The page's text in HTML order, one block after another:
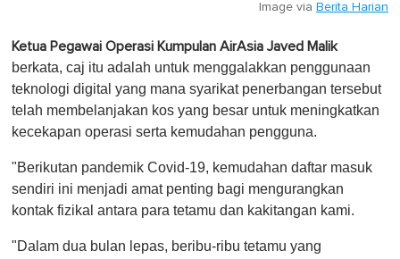
Image via Berita Harian
Ketua Pegawai Operasi Kumpulan AirAsia Javed Malik
berkata, caj itu adalah untuk menggalakkan penggunaan
teknologi digital yang mana syarikat penerbangan tersebut
telah membelanjakan kos yang besar untuk meningkatkan
kecekapan operasi serta kemudahan pengguna.
"Berikutan pandemik Covid-19, kemudahan daftar masuk
sendiri ini menjadi amat penting bagi mengurangkan
kontak fizikal antara para tetamu dan kakitangan kami.
"Dalam dua bulan lepas, beribu-ribu tetamu yang